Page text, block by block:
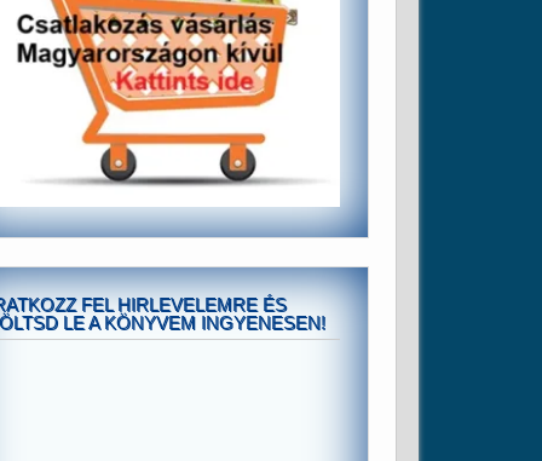
FEL HIRLEVELEMRE ÉS
LE A KÖNYVEM INGYENESEN!